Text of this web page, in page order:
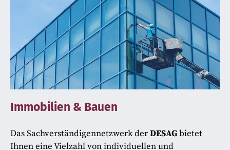
Immobilien & Bauen
Das Sachverständigennetzwerk derDESAGbietet
Ihnen eine Vielzahl von individuellen und